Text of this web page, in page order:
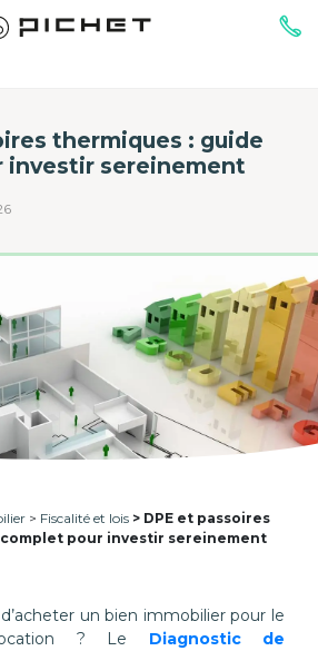
thermiques : guide
investir sereinement
Fiscalité et lois
DPE et passoires
pour investir sereinement
un bien immobilier pour le
? Le Diagnostic de